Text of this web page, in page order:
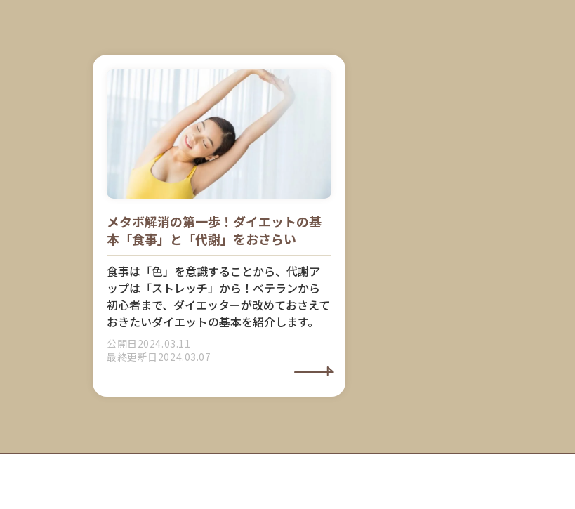
メタボ解消の第一歩！ダイエットの基
本「食事」と「代謝」をおさらい
食事は「色」を意識することから、代謝ア
ップは「ストレッチ」から！ベテランから
初心者まで、ダイエッターが改めておさえて
おきたいダイエットの基本を紹介します。
公開日2024.03.11
最終更新日2024.03.07